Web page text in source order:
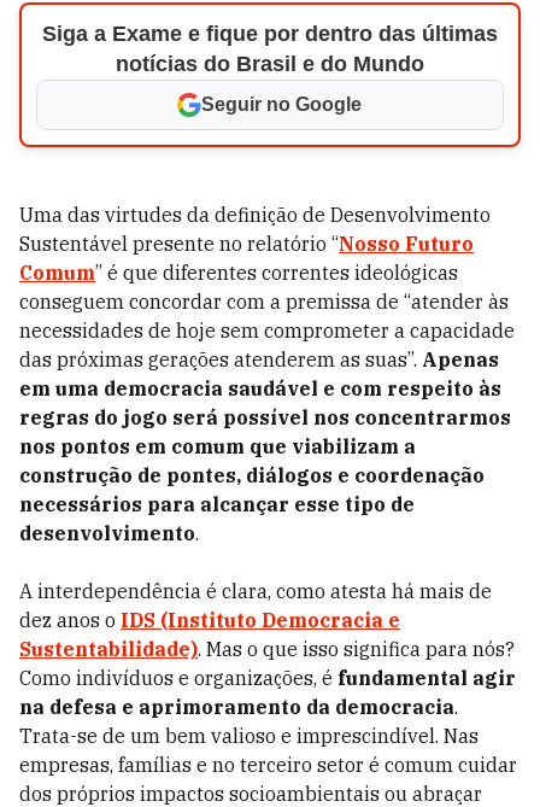
Siga a Exame e fique por dentro das últimas
notícias do Brasil e do Mundo
Seguir no Google
Uma das virtudes da definição de Desenvolvimento
Sustentável presente no relatório “Nosso Futuro
Comum” é que diferentes correntes ideológicas
conseguem concordar com a premissa de “atender às
necessidades de hoje sem comprometer a capacidade
das próximas gerações atenderem as suas”. Apenas
em uma democracia saudável e com respeito às
regras do jogo será possível nos concentrarmos
nos pontos em comum que viabilizam a
construção de pontes, diálogos e coordenação
necessários para alcançar esse tipo de
desenvolvimento.
A interdependência é clara, como atesta há mais de
dez anos o IDS (Instituto Democracia e
Sustentabilidade). Mas o que isso significa para nós?
Como indivíduos e organizações, é fundamental agir
na defesa e aprimoramento da democracia.
Trata-se de um bem valioso e imprescindível. Nas
empresas, famílias e no terceiro setor é comum cuidar
dos próprios impactos socioambientais ou abraçar